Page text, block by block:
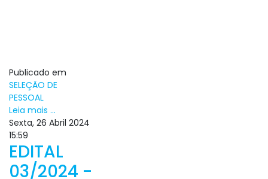
Publicado em
SELEÇÃO DE
PESSOAL
Leia mais ...
Sexta, 26 Abril 2024
15:59
EDITAL
03/2024 -